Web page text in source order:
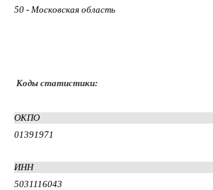
50 - Московская область
Коды статистики:
ОКПО
01391971
ИНН
5031116043